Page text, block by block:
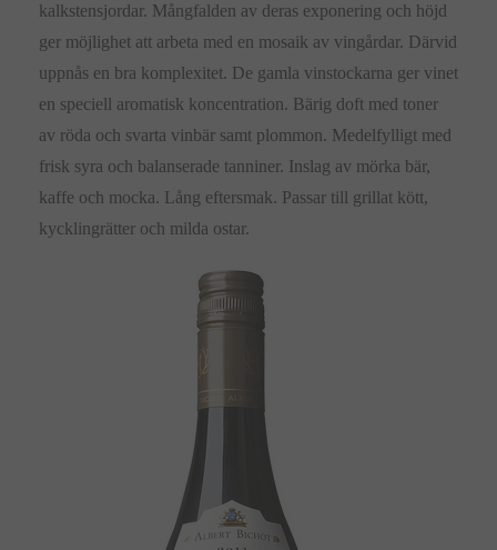
kalkstensjordar. Mångfalden av deras exponering och höjd
ger möjlighet att arbeta med en mosaik av vingårdar. Därvid
uppnås en bra komplexitet. De gamla vinstockarna ger vinet
en speciell aromatisk koncentration. Bärig doft med toner
av röda och svarta vinbär samt plommon. Medelfylligt med
frisk syra och balanserade tanniner. Inslag av mörka bär,
kaffe och mocka. Lång eftersmak. Passar till grillat kött,
kycklingrätter och milda ostar.